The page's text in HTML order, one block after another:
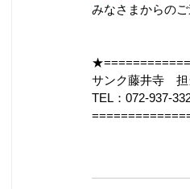
みなさまからの
サンク藤井寺　
TEL：072-937-